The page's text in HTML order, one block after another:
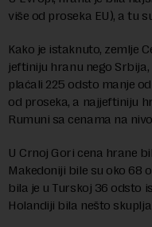
više od proseka EU), a tu
Kako je istaknuto, zemlje
jeftiniju hranu nego
plaćali 225 odsto manje
od proseka, a najjeftiniju
Rumuni sa cenama na
U Crnoj Gori cena hrane
Makedoniji bile su oko 68
bila je u Turskoj 36 odsto
Holandiji bila nešto